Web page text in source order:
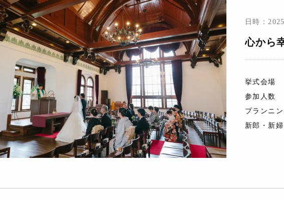
日時：
心から
挙式会場
参加人数
プランニ
新郎・新婦